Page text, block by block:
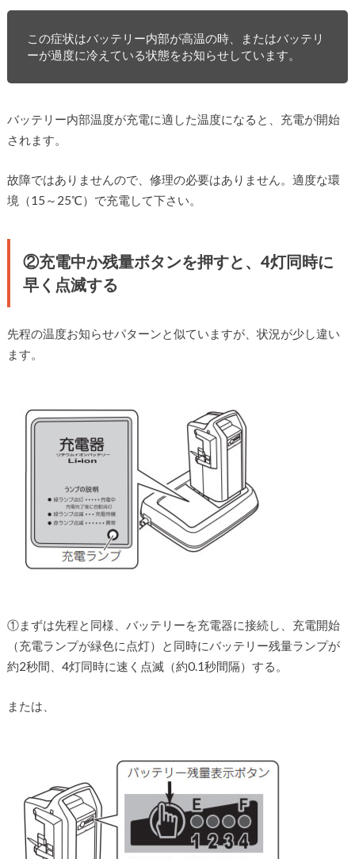
この症状はバッテリー内部が高温の時、またはバッテリ
ーが過度に冷えている状態をお知らせしています。
バッテリー内部温度が充電に適した温度になると、充電が開始
されます。
故障ではありませんので、修理の必要はありません。適度な環
境（15～25℃）で充電して下さい。
②充電中か残量ボタンを押すと、4灯同時に
早く点滅する
先程の温度お知らせパターンと似ていますが、状況が少し違い
ます。
①まずは先程と同様、バッテリーを充電器に接続し、充電開始
（充電ランプが緑色に点灯）と同時にバッテリー残量ランプが
約2秒間、4灯同時に速く点滅（約0.1秒間隔）する。
または、